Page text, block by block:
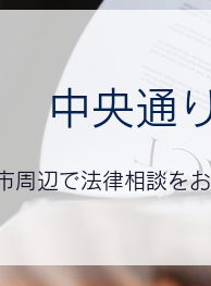
中央通
周辺で法律相談を